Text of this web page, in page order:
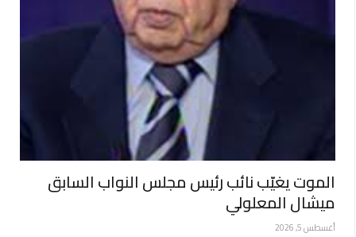
الموت يغيّب نائب رئيس مجلس النواب السابق
ميشال المعلولي
أغسطس 5, 2026